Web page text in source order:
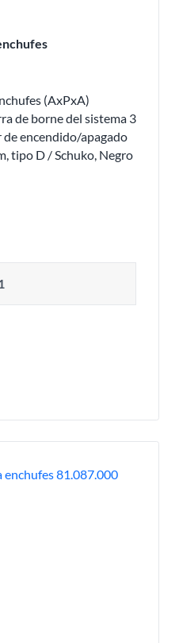
(AxPxA)
de borne del sistema 3
encendido/apagado
tipo D / Schuko, Negro